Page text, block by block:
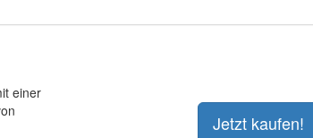
einer